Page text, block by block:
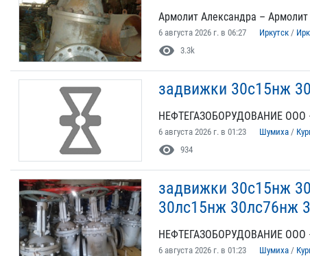
Армолит Александра – Армолит
6 августа 2026 г. в 06:27 Иркутск /
visibility 3.3k
задвижки 30с15нж
НЕФТЕГАЗОБОРУДОВАНИЕ
6 августа 2026 г. в 01:23 Шумиха /
visibility 934
задвижки 30с15нж
30лс15нж 30лс76нж
НЕФТЕГАЗОБОРУДОВАНИЕ
6 августа 2026 г. в 01:23 Шумиха /